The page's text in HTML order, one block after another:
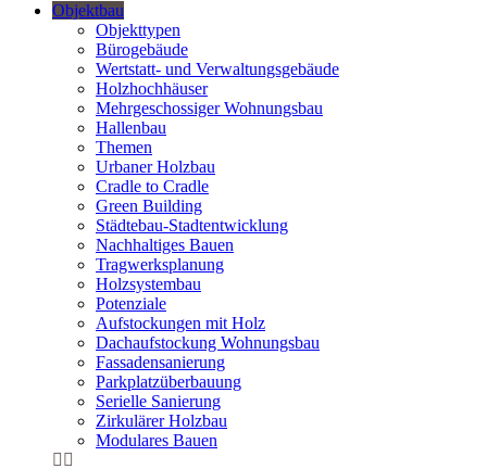
Objektbau
Objekttypen
Bürogebäude
Wertstatt- und Verwaltungsgebäude
Holzhochhäuser
Mehrgeschossiger Wohnungsbau
Hallenbau
Themen
Urbaner Holzbau
Cradle to Cradle
Green Building
Städtebau-Stadtentwicklung
Nachhaltiges Bauen
Tragwerksplanung
Holzsystembau
Potenziale
Aufstockungen mit Holz
Dachaufstockung Wohnungsbau
Fassadensanierung
Parkplatzüberbauung
Serielle Sanierung
Zirkulärer Holzbau
Modulares Bauen